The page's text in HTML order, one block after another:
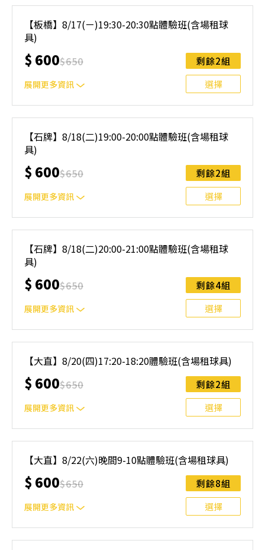
制。歡迎邀請親友一同報名參加，享受團體運動樂趣！ 如
人數未達開班門檻，或因天候不佳無法如期舉行，POA將視
情況安排延期或併班處理。 ⚠️ 報名完成後，如因天候因素
無法上課，僅提供課程延期選項，恕不退費，請參閱【報名
與課程異動規則】。報名後視為您已同意上述規則。
【板橋】8/17(ㄧ)19:30-20:30點體驗班(含場租球
具)
$ 600$650
展開更多資訊
剩餘2組
選擇
制。歡迎邀請親友一同報名參加，享受團體運動樂趣！ 如
人數未達開班門檻，或因天候不佳無法如期舉行，POA將視
情況安排延期或併班處理。 ⚠️ 報名完成後，如因天候因素
無法上課，僅提供課程延期選項，恕不退費，請參閱【報名
與課程異動規則】。報名後視為您已同意上述規則。
【石牌】8/18(二)19:00-20:00點體驗班(含場租球
具)
$ 600$650
展開更多資訊
剩餘2組
選擇
制。歡迎邀請親友一同報名參加，享受團體運動樂趣！ 如
人數未達開班門檻，或因天候不佳無法如期舉行，POA將視
情況安排延期或併班處理。 ⚠️ 報名完成後，如因天候因素
無法上課，僅提供課程延期選項，恕不退費，請參閱【報名
與課程異動規則】。報名後視為您已同意上述規則。
【石牌】8/18(二)20:00-21:00點體驗班(含場租球
具)
$ 600$650
展開更多資訊
剩餘4組
選擇
制。歡迎邀請親友一同報名參加，享受團體運動樂趣！ 如
人數未達開班門檻，或因天候不佳無法如期舉行，POA將視
情況安排延期或併班處理。 ⚠️ 報名完成後，如因天候因素
無法上課，僅提供課程延期選項，恕不退費，請參閱【報名
與課程異動規則】。報名後視為您已同意上述規則。
【大直】8/20(四)17:20-18:20體驗班(含場租球具)
$ 600$650
展開更多資訊
剩餘2組
選擇
制。歡迎邀請親友一同報名參加，享受團體運動樂趣！ 如
人數未達開班門檻，或因天候不佳無法如期舉行，POA將視
情況安排延期或併班處理。 ⚠️ 報名完成後，如因天候因素
無法上課，僅提供課程延期選項，恕不退費，請參閱【報名
與課程異動規則】。報名後視為您已同意上述規則。
【大直】8/22(六)晚間9-10點體驗班(含場租球具)
$ 600$650
展開更多資訊
剩餘8組
選擇